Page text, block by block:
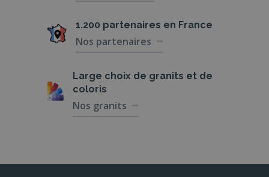
1.200 partenaires en France
Nos partenaires
Large choix de granits et de
coloris
Nos granits